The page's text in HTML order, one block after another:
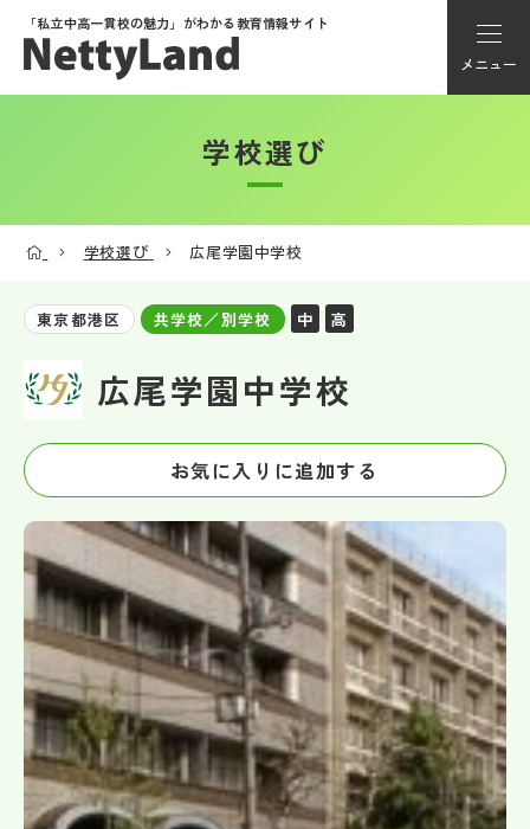
「私立中高一貫校の魅力」がわかる教育情報サイト
メニュー
アカウント登録
私学探検隊
帰国生受験情報
説明会・イベント情報
よみもの
学校からのお知らせ
学校選び
学校選び 広尾学園中学校
東京都港区 共学校／別学校 中 高
広尾学園中学校
お気に入りに追加する